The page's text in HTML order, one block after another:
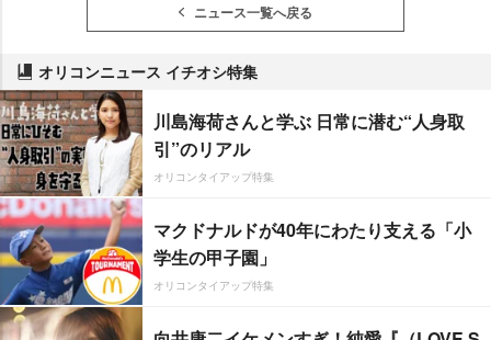
ニュース一覧へ戻る
オリコンニュース イチオシ特集
川島海荷さんと学ぶ 日常に潜む“人身取
引”のリアル
オリコンタイアップ特集
マクドナルドが40年にわたり支える「小
学生の甲子園」
オリコンタイアップ特集